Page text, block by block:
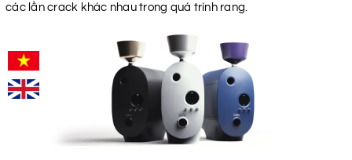
các lần crack khác nhau trong quá trình rang.